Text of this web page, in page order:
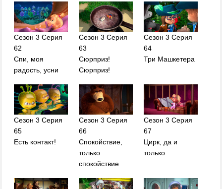
Сезон 3 Серия
62
Спи, моя
радость, усни
Сезон 3 Серия
63
Сюрприз!
Сюрприз!
Сезон 3 Серия
64
Три Машкетера
Сезон 3 Серия
65
Есть контакт!
Сезон 3 Серия
66
Спокойствие,
только
спокойствие
Сезон 3 Серия
67
Цирк, да и
только